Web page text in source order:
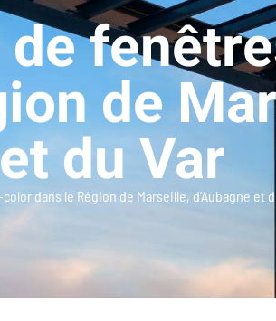
de
du Var
dans le Région de Marseille, d’Aubagne et